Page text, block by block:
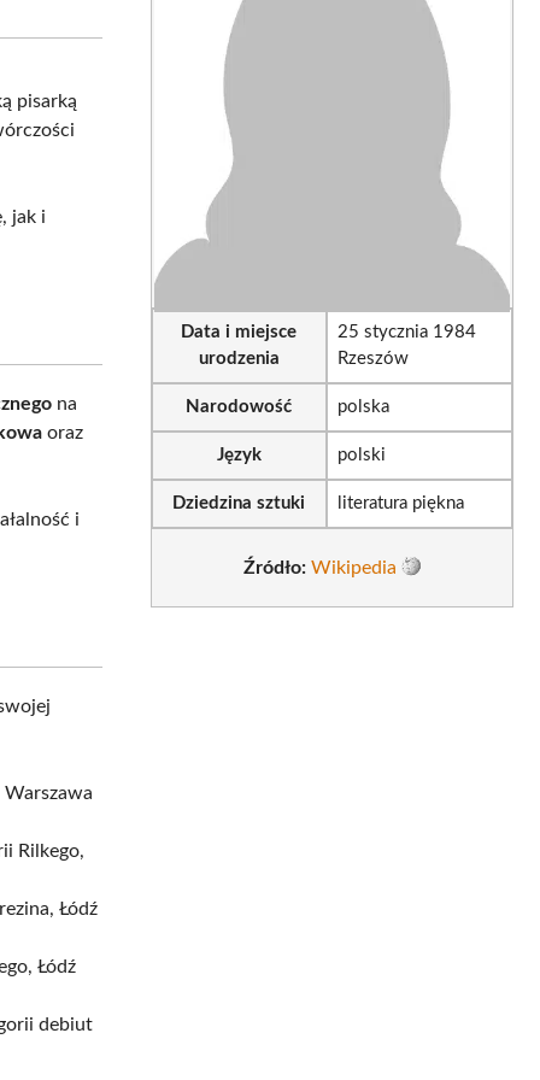
pisarką
jak i
na
oraz
i
Rilkego,
Łódź
Łódź
debiut
Data i miejsce
urodzenia
25 stycznia 1984
Rzeszów
Narodowość polska
Język polski
Dziedzina sztuki literatura piękna
Źródło: Wikipedia